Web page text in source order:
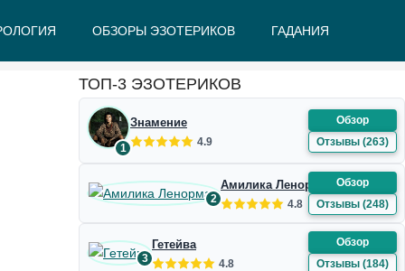
ОБЗОРЫ ЭЗОТЕРИКОВ ГАДАНИЯ
ТОП-3 ЭЗОТЕРИКОВ
1
Знамение
4.9
Обзор
Отзывы (263)
2
Амилика Ленорман
4.8
Обзор
Отзывы (248)
3
Гетейва
4.8
Обзор
Отзывы (184)